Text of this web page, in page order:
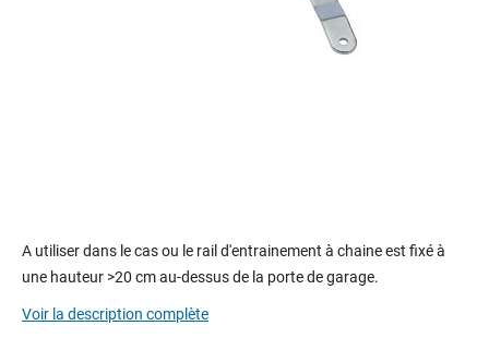
to
of
A utiliser dans le cas ou le rail d'entrainement à chaine est fixé à
une hauteur >20 cm au-dessus de la porte de garage.
Voir la description complète